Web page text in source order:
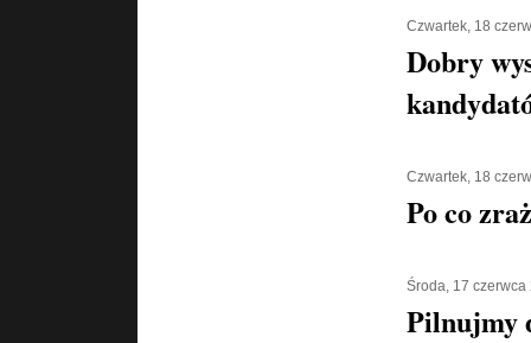
Czwartek, 18
Dobry
Czwartek, 18
Po co
Środa, 17 czerwca
Pilnujmy